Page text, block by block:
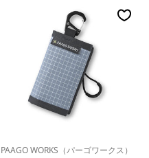
PAAGO WORKS（パーゴワークス）